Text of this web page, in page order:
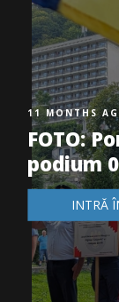
11 MONTHS
FOTO:
podium
INTRĂ